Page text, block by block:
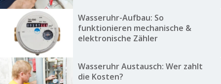
Wasseruhr-Aufbau: So
funktionieren mechanische &
elektronische Zähler
Wasseruhr Austausch: Wer zahlt
die Kosten?